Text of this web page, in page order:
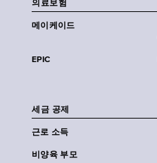
의료보험
메이케이드
EPIC
세금 공제
근로 소득
비양육 부모